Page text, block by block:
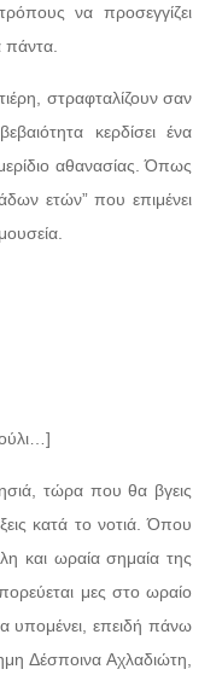
να προσεγγίζει
πάντα.
στραφταλίζουν σαν
κερδίσει ένα
αθανασίας. Όπως
ετών” που επιμένει
τώρα που θα βγεις
κατά το νοτιά. Όπου
και ωραία σημαία της
μες στο ωραίο
υπομένει, επειδή πάνω
Δέσποινα Αχλαδιώτη,